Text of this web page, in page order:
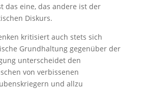
das eine, das andere ist der
Diskurs.
kritisiert auch stets sich
Grundhaltung gegenüber der
unterscheidet den
von verbissenen
und allzu